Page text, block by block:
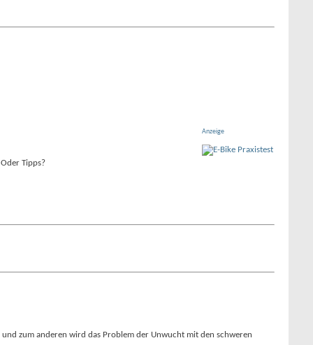
Anzeige
Tipps?
zum anderen wird das Problem der Unwucht mit den schweren